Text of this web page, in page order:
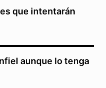
que intentarán
aunque lo tenga